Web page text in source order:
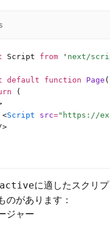
Script from ' next/
default function Page
(
<
Script src="https://
>
に適したスクリ
のがあります：
ジャー